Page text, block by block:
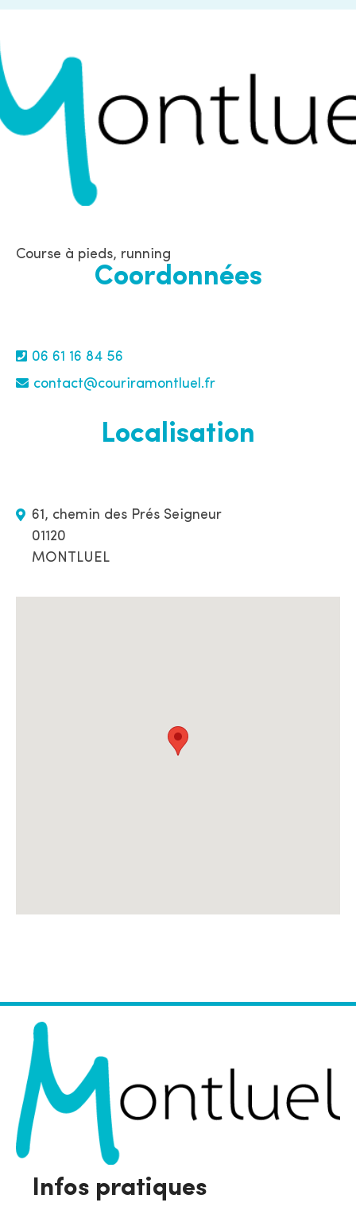
Course à pieds, running
Coordonnées
06 61 16 84 56
contact@couriramontluel.fr
Localisation
61, chemin des Prés Seigneur
01120
MONTLUEL
Infos pratiques